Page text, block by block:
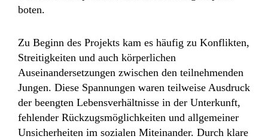
boten.
Zu Beginn des Projekts kam es häufig zu Konflikten,
Streitigkeiten und auch körperlichen
Auseinandersetzungen zwischen den teilnehmenden
Jungen. Diese Spannungen waren teilweise Ausdruck
der beengten Lebensverhältnisse in der Unterkunft,
fehlender Rückzugsmöglichkeiten und allgemeiner
Unsicherheiten im sozialen Miteinander. Durch klare